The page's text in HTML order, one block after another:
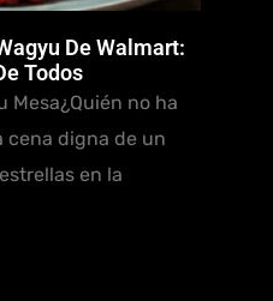
De Walmart:
Todos
Mesa¿Quién no ha
cena digna de un
en la